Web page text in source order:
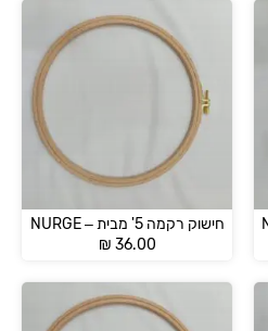
חישוק רקמה 5' מבית – NURGE
₪ 36.00